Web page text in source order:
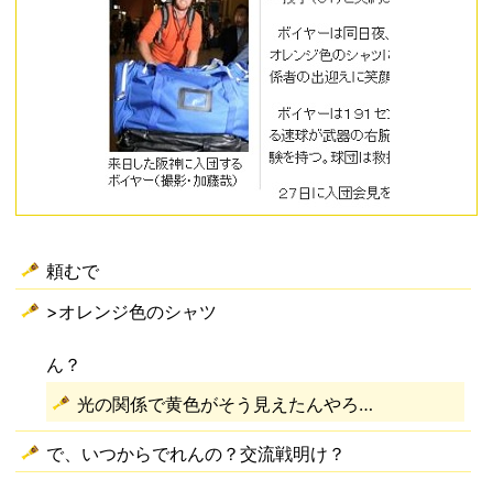
頼むで
>オレンジ色のシャツ
ん？
光の関係で黄色がそう見えたんやろ…
で、いつからでれんの？交流戦明け？